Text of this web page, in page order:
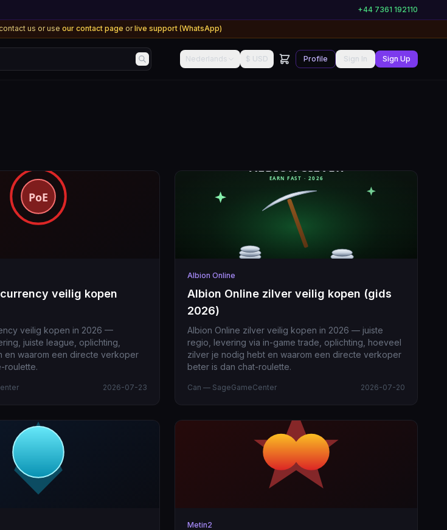
+44 7361 192110
us or use our contact page or live support (WhatsApp)
Nederlands $ USD Profile Sign In Sign Up
veilig kopen
veilig kopen in 2026 —
juiste league, oplichting,
en waarom een directe verkoper
roulette.
2026-07-23
Albion Online
Albion Online zilver veilig kopen (gids
2026)
Albion Online zilver veilig kopen in 2026 — juiste
regio, levering via in-game trade, oplichting, hoeveel
zilver je nodig hebt en waarom een directe verkoper
beter is dan chat-roulette.
Can — SageGameCenter 2026-07-20
Metin2